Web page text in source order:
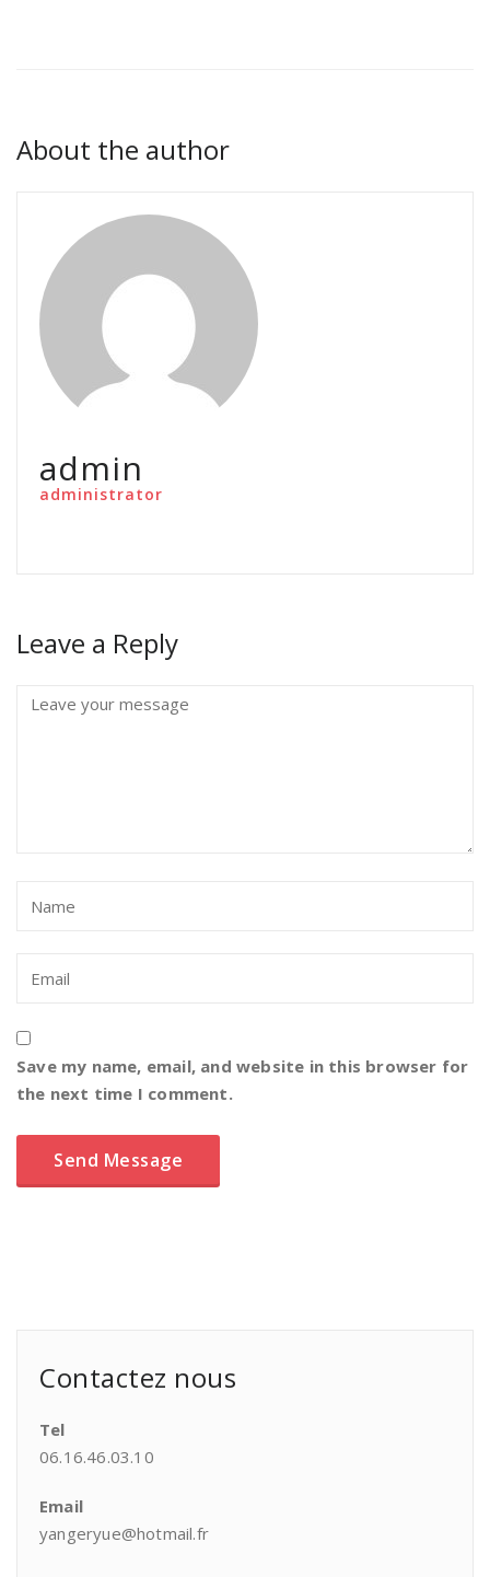
About the author
admin
administrator
Leave a Reply
Save my name, email, and website in this browser for
the next time I comment.
Contactez nous
Tel
06.16.46.03.10
Email
yangeryue@hotmail.fr